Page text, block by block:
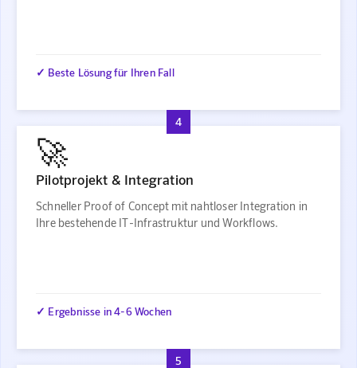
✓ Beste Lösung für Ihren Fall
4
🚀
Pilotprojekt & Integration
Schneller Proof of Concept mit nahtloser Integration in
Ihre bestehende IT-Infrastruktur und Workflows.
✓ Ergebnisse in 4-6 Wochen
5